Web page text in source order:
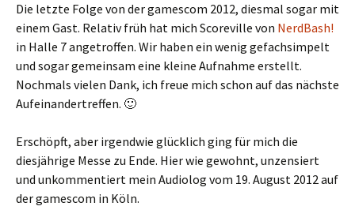
Die letzte Folge von der gamescom 2012, diesmal sogar mit
einem Gast. Relativ früh hat mich Scoreville von NerdBash!
in Halle 7 angetroffen. Wir haben ein wenig gefachsimpelt
und sogar gemeinsam eine kleine Aufnahme erstellt.
Nochmals vielen Dank, ich freue mich schon auf das nächste
Aufeinandertreffen. 🙂
Erschöpft, aber irgendwie glücklich ging für mich die
diesjährige Messe zu Ende. Hier wie gewohnt, unzensiert
und unkommentiert mein Audiolog vom 19. August 2012 auf
der gamescom in Köln.